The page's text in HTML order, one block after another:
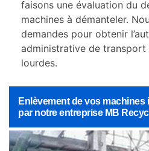
Enlèvement de vos
par notre entreprise MB
faisons une évaluation du
machines à démanteler.
demandes pour obtenir
administrative de
lourdes.